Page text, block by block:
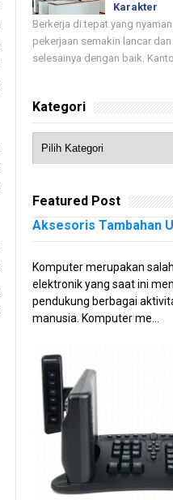
Karakter
Berkerja di tepat yang
pekerjaan semakin lancar
selesainya dengan baik.
Kategori
Featured Post
Aksesoris Tambahan
Komputer merupakan
elektronik yang saat ini
pendukung berbagai
manusia. Komputer me...